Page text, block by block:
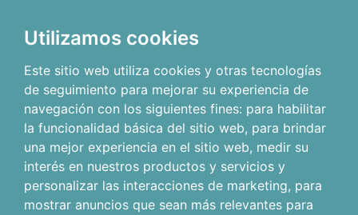
Utilizamos cookies
Este sitio web utiliza cookies y otras tecnologías
de seguimiento para mejorar su experiencia de
navegación con los siguientes fines: para habilitar
la funcionalidad básica del sitio web, para brindar
una mejor experiencia en el sitio web, medir su
interés en nuestros productos y servicios y
personalizar las interacciones de marketing, para
mostrar anuncios que sean más relevantes para